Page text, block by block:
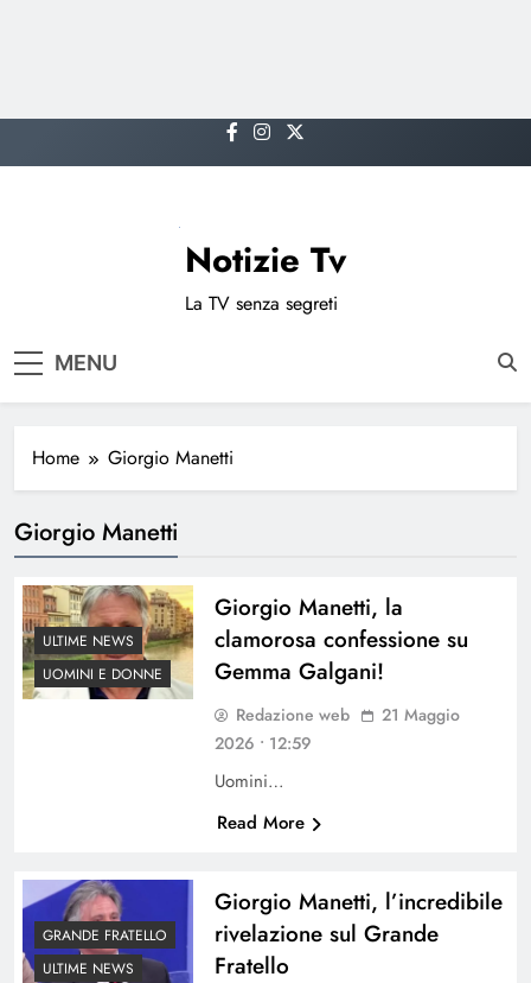
to
Notizie Tv
La TV senza segreti
MENU
Home Giorgio Manetti
Giorgio Manetti
ULTIME NEWS
UOMINI E DONNE
Giorgio Manetti, la
clamorosa confessione su
Gemma Galgani!
Redazione web
21 Maggio
2026 • 12:59
Uomini…
Read More
GRANDE FRATELLO
ULTIME NEWS
Giorgio Manetti, l’incredibile
rivelazione sul Grande
Fratello